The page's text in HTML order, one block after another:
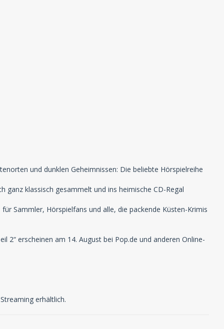
und dunklen Geheimnissen: Die beliebte Hörspielreihe
klassisch gesammelt und ins heimische CD-Regal
Sammler, Hörspielfans und alle, die packende Küsten-Krimis
2“ erscheinen am 14. August bei Pop.de und anderen Online-
erhältlich.